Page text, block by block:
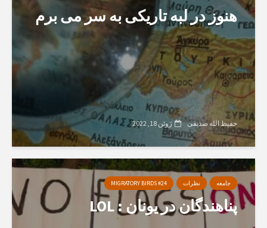
هنوز در لبه تاریکی به سر می برم
حفیظ الله صدیقی ژوئن 18, 2022
جامعه نظرات MIGRATORY BIRDS #24
پناهندگان در یونان : LOL